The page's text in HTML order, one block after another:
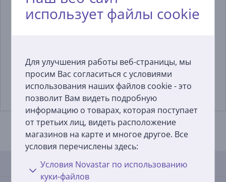
использует файлы cookie
Для улучшения работы веб-страницы, мы
просим Вас согласиться с условиями
использования наших файлов cookie - это
позволит Вам видеть подробную
информацию о товарах, которая поступает
от третьих лиц, видеть расположение
магазинов на карте и многое другое. Все
условия перечислены здесь:
Условия Novastar по использованию
куки-файлов
Miele, 250 мл -
10225760
Цена:
21.99 €
Xavax, 4 шт., белый -
00220752
Цена:
6.99 €
Отзывы